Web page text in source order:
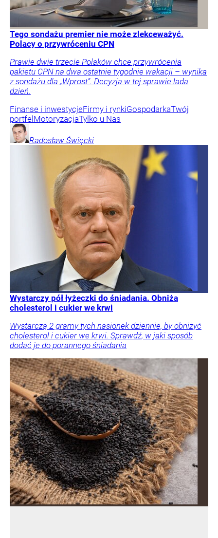
Tego sondażu premier nie może zlekceważyć.
Polacy o przywróceniu CPN
Prawie dwie trzecie Polaków chce przywrócenia
pakietu CPN na dwa ostatnie tygodnie wakacji – wynika
z sondażu dla „Wprost”. Decyzja w tej sprawie lada
dzień.
Finanse i inwestycjeFirmy i rynkiGospodarkaTwój
portfel MotoryzacjaTylko u Nas
Radosław Święcki
Wystarczy pół łyżeczki do śniadania. Obniża
cholesterol i cukier we krwi
Wystarczą 2 gramy tych nasionek dziennie, by obniżyć
cholesterol i cukier we krwi. Sprawdź, w jaki sposób
dodać je do porannego śniadania